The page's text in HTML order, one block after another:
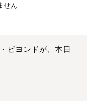
せん
ビヨンドが、本日